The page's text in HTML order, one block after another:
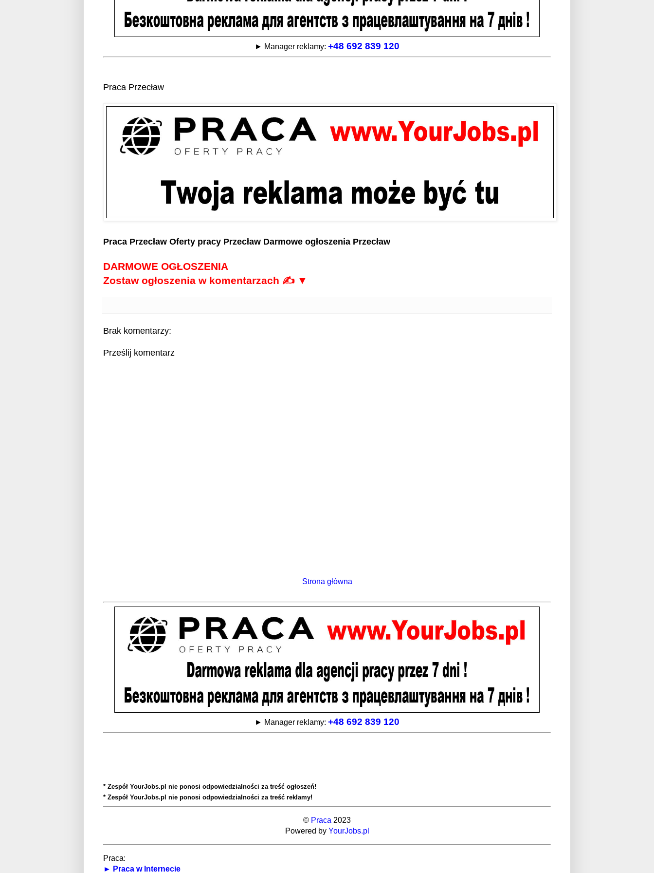
► Manager reklamy: +48 692 839 120
Praca Przecław
Praca Przecław Oferty pracy Przecław Darmowe ogłoszenia Przecław
DARMOWE OGŁOSZENIA
Zostaw ogłoszenia w komentarzach ✍ ▼
Brak komentarzy:
Prześlij komentarz
Strona główna
► Manager reklamy: +48 692 839 120
* Zespół YourJobs.pl nie ponosi odpowiedzialności za treść ogłoszeń!
* Zespół YourJobs.pl nie ponosi odpowiedzialności za treść reklamy!
© Praca 2023
Powered by YourJobs.pl
Praca:
► Praca w Internecie